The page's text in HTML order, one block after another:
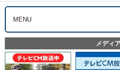
MENU
メディ